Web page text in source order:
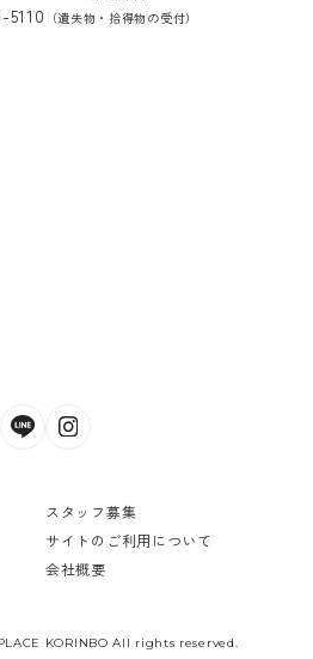
5110 （遺失物・拾得物の受付）
スタッフ募集
サイトのご利用について
会社概要
KORINBO All rights reserved.